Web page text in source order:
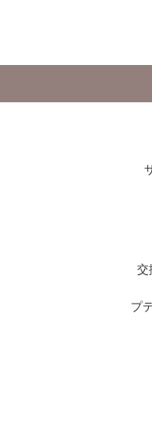
交
プ